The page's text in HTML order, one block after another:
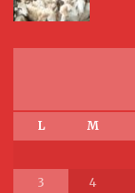
L M
3
4